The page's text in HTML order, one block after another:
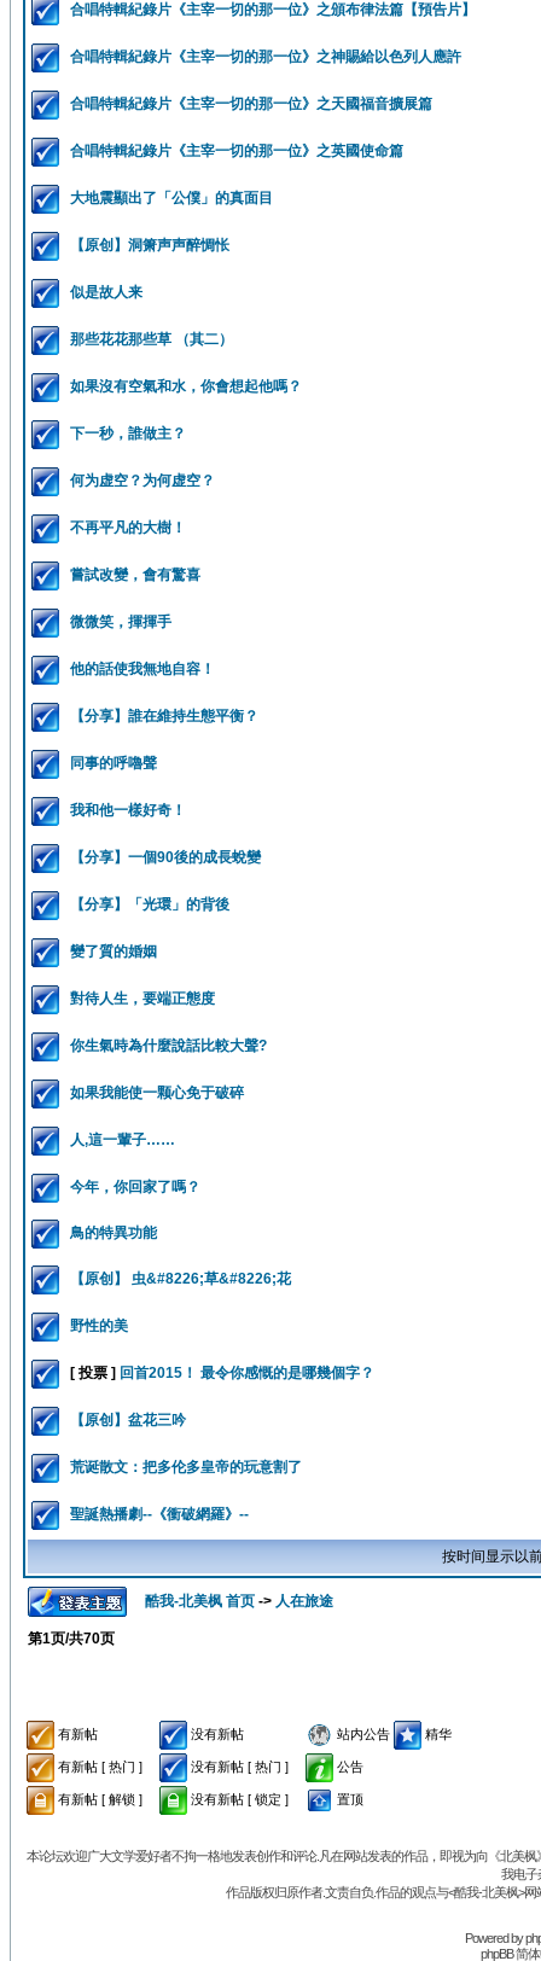
合唱特輯紀錄片《主宰一切的那一位》之頒布律法篇【預告片】
合唱特輯紀錄片《主宰一切的那一位》之神賜給以色列人應許
合唱特輯紀錄片《主宰一切的那一位》之天國福音擴展篇
合唱特輯紀錄片《主宰一切的那一位》之英國使命篇
大地震顯出了「公僕」的真面目
【原创】洞箫声声醉惆怅
似是故人来
那些花花那些草 （其二）
如果沒有空氣和水，你會想起他嗎？
下一秒，誰做主？
何为虚空？为何虚空？
不再平凡的大樹！
嘗試改變，會有驚喜
微微笑，揮揮手
他的話使我無地自容！
【分享】誰在維持生態平衡？
同事的呼嚕聲
我和他一樣好奇！
【分享】一個90後的成長蛻變
【分享】「光環」的背後
變了質的婚姻
對待人生，要端正態度
你生氣時為什麼說話比較大聲?
如果我能使一颗心免于破碎
人,這一輩子……
今年，你回家了嗎？
鳥的特異功能
【原创】 虫&#8226;草&#8226;花
野性的美
[ 投票 ] 回首2015！ 最令你感慨的是哪幾個字？
【原创】盆花三吟
荒诞散文：把多伦多皇帝的玩意割了
聖誕熱播劇--《衝破網羅》--
按时间显示以
酷我-北美枫 首页 -> 人在旅途
第1页/共70页
有新帖 没有新帖 站内公告 精华
有新帖 [ 热门 ] 没有新帖 [ 热门 ] 公告
有新帖 [ 解锁 ] 没有新帖 [ 锁定 ] 置顶
本论坛欢迎广大文学爱好者不拘一格地发表创作和评论.凡在网站发表的作品，即视为向《北美
我电子
作品版权归原作者.文责自负.作品的观点与<酷我-北美枫>
Powered by
phpBB 简